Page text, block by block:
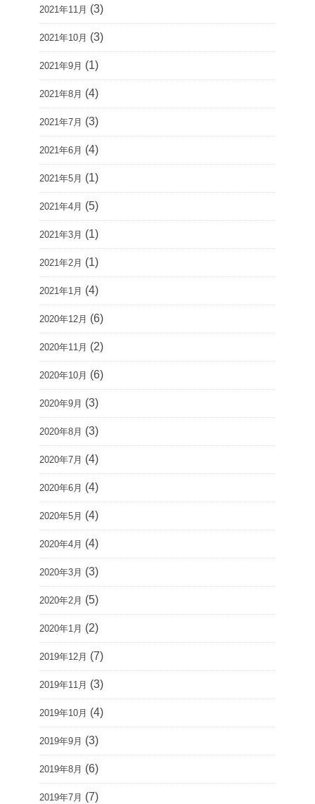
2021年11月 (3)
2021年10月 (3)
2021年9月 (1)
2021年8月 (4)
2021年7月 (3)
2021年6月 (4)
2021年5月 (1)
2021年4月 (5)
2021年3月 (1)
2021年2月 (1)
2021年1月 (4)
2020年12月 (6)
2020年11月 (2)
2020年10月 (6)
2020年9月 (3)
2020年8月 (3)
2020年7月 (4)
2020年6月 (4)
2020年5月 (4)
2020年4月 (4)
2020年3月 (3)
2020年2月 (5)
2020年1月 (2)
2019年12月 (7)
2019年11月 (3)
2019年10月 (4)
2019年9月 (3)
2019年8月 (6)
2019年7月 (7)